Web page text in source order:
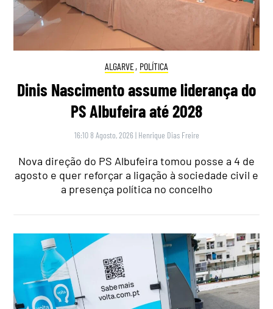
ALGARVE, POLÍTICA
Dinis Nascimento assume liderança do
PS Albufeira até 2028
16:10 8 Agosto, 2026 | Henrique Dias Freire
Nova direção do PS Albufeira tomou posse a 4 de
agosto e quer reforçar a ligação à sociedade civil e
a presença política no concelho